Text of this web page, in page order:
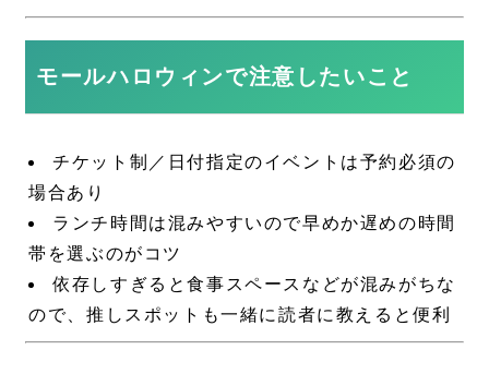
モールハロウィンで注意したいこと
チケット制／日付指定のイベントは予約必須の
場合あり
ランチ時間は混みやすいので早めか遅めの時間
帯を選ぶのがコツ
依存しすぎると食事スペースなどが混みがちな
ので、推しスポットも一緒に読者に教えると便利